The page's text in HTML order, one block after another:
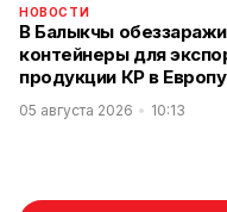
НОВОСТИ
В Балыкчы
контейнеры для
продукции КР в Европу
05 августа 2026 10:13